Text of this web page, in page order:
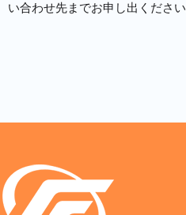
い合わせ先までお申し出ください